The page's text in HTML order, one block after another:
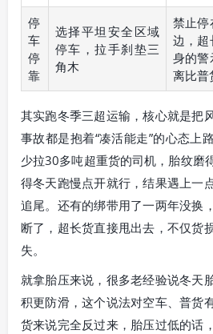
停
车
停
靠
选择平坦安全区域
停车，拉手刹垫三
角木
禁止停
边，超
身的警
离比普
其实跑冬季三超运输，核心就是把
事故都是抱着“凑活能走”的心态上
少拉30多吨超重货的司机，胎纹磨
得冬天跑慢点开就行，结果遇上一
追尾。还有的绑带用了一两年没换
断了，超长货直接甩出去，不仅货
失。
就拿胎压来说，很多老经验说冬天
积更防滑，这个说法对空车、普货
货来说完全反过来，胎压过低的话